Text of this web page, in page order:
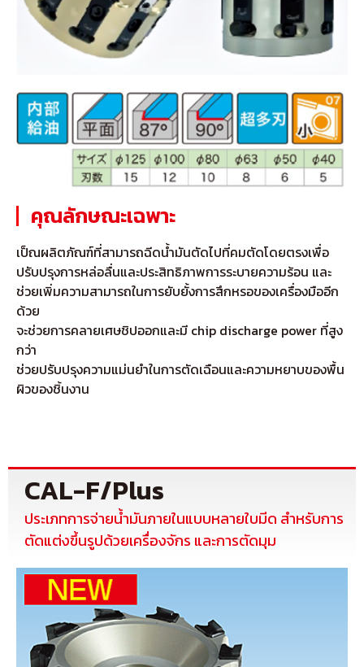
คุณลักษณะเฉพาะ
เป็ณผลิตภัณฑ์ที่สามารถฉีดน้ำมันตัดไปที่คมตัดโดยตรงเพื่อ
ปรับปรุงการหล่อลื่นและประสิทธิภาพการระบายความร้อน และ
ช่วยเพิ่มความสามารถในการยับยั้งการสึกหรอของเครื่องมืออีก
ด้วย
จะช่วยการคลายเศษชิปออกและมี chip discharge power ที่สูง
กว่า
ช่วยปรับปรุงความแม่นยำในการตัดเฉือนและความหยาบของพื้น
ผิวของชิ้นงาน
CAL-F/Plus
ประเภทการจ่ายน้ำมันภายในแบบหลายใบมีด สำหรับการ
ตัดแต่งขึ้นรูปด้วยเครื่องจักร และการตัดมุม